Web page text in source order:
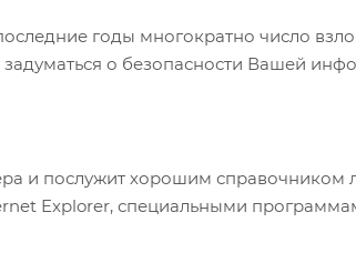
годы многократно число
о безопасности Вашей
и послужит хорошим справочником
Explorer, специальными